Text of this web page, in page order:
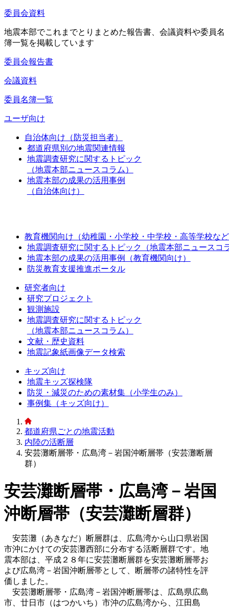
委員会資料
地震本部でこれまでとりまとめた報告書、会議資料や委員名
簿一覧を掲載しています
委員会報告書
会議資料
委員名簿一覧
ユーザ向け
自治体向け（防災担当者）
都道府県別の地震関連情報
地震調査研究に関するトピック
（地震本部ニュースコラム）
地震本部の成果の活用事例
（自治体向け）
教育機関向け（幼稚園・小学校・中学校・高等学校な
地震調査研究に関するトピック（地震本部ニュースコ
地震本部の成果の活用事例（教育機関向け）
防災教育支援推進ポータル
研究者向け
研究プロジェクト
観測施設
地震調査研究に関するトピック
（地震本部ニュースコラム）
文献・歴史資料
地震記象紙画像データ検索
キッズ向け
地震キッズ探検隊
防災・減災のための素材集（小学生のみ）
事例集（キッズ向け）
都道府県ごとの地震活動
内陸の活断層
安芸灘断層帯・広島湾－岩国沖断層帯（安芸灘断層
群）
安芸灘断層帯・広島湾－岩国
沖断層帯（安芸灘断層群）
安芸灘（あきなだ）断層群は、広島湾から山口県岩国
市沖にかけての安芸灘西部に分布する活断層群です。地
震本部は、平成２８年に安芸灘断層群を安芸灘断層帯お
よび広島湾－岩国沖断層帯として、断層帯の諸特性を評
価しました。
安芸灘断層帯・広島湾－岩国沖断層帯は、広島県広島
市、廿日市（はつかいち）市沖の広島湾から、江田島